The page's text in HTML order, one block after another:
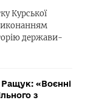
Курської
держави-
«Воєнні
з